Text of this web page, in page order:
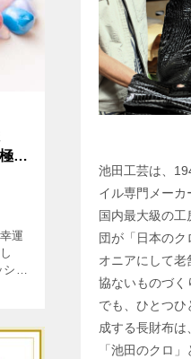
の
運
ショ
池田工芸は、
イル専門メーカ
国内最大級の
団が「日本のク
オニアにして
協ないものづく
でも、ひとつ
成する長財布は
「池田のクロ